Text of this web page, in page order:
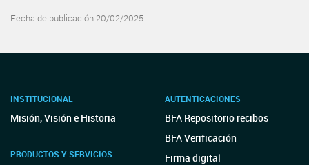
Fecha de publicación 20/02/2025
INSTITUCIONAL
Misión, Visión e Historia
PRODUCTOS Y SERVICIOS
AUTENTICACIONES
BFA Repositorio recibos
BFA Verificación
Firma digital